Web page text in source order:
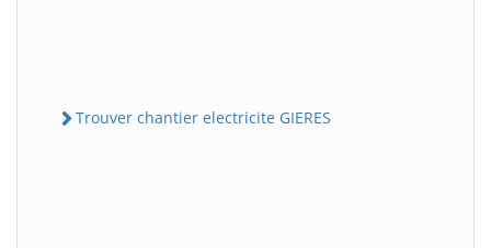
Trouver chantier electricite GIERES